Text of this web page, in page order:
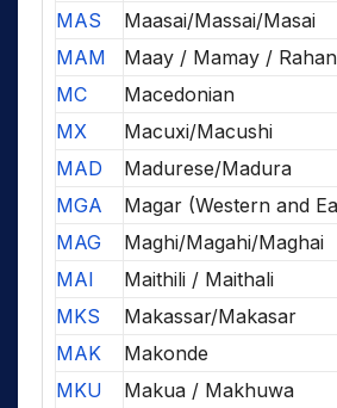
MAS
Maasai/Massai/Masai
MAM
Maay / Mamay /
MC
Macedonian
MX
Macuxi/Macushi
MAD
Madurese/Madura
MGA
Magar (Western and
MAG
Maghi/Magahi/Maghai
MAI
Maithili / Maithali
MKS
Makassar/Makasar
MAK
Makonde
MKU
Makua / Makhuwa